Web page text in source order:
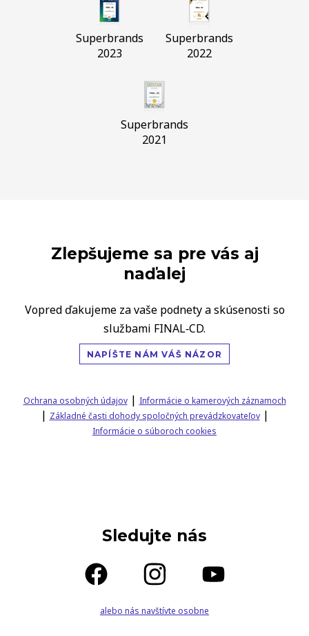
Superbrands
2023
Superbrands
2022
Superbrands
2021
Zlepšujeme sa pre vás aj
naďalej
Vopred ďakujeme za vaše podnety a skúsenosti so
službami FINAL‑CD.
NAPÍŠTE NÁM VÁŠ NÁZOR
Ochrana osobných údajov| Informácie o kamerových záznamoch
| Základné časti dohody spoločných prevádzkovateľov|
Informácie o súboroch cookies
Sledujte nás
alebo nás navštívte osobne